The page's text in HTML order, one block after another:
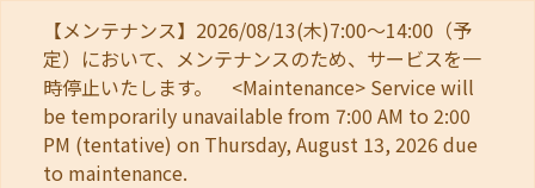
【メンテナンス】2026/08/13(木)7:00～14:00（予
定）において、メンテナンスのため、サービスを一
時停止いたします。 <Maintenance> Service will
be temporarily unavailable from 7:00 AM to 2:00
PM (tentative) on Thursday, August 13, 2026 due
to maintenance.